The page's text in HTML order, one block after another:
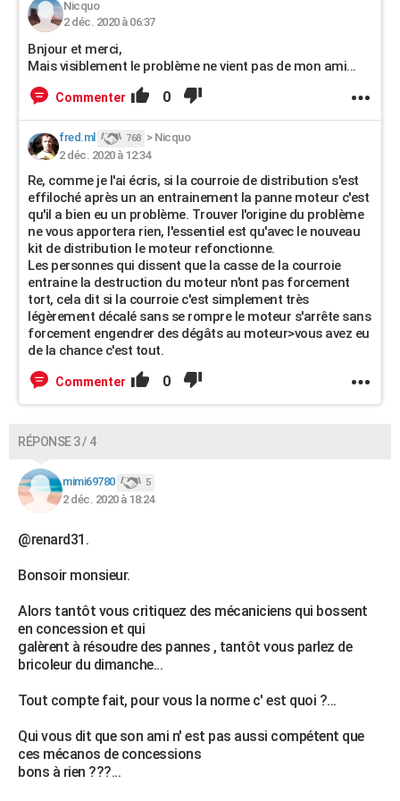
Nicquo
2 déc. 2020 à 06:37
Bnjour et merci,
Mais visiblement le problème ne vient pas de mon ami...
Commenter 0
fred.ml 768 > Nicquo
2 déc. 2020 à 12:34
Re, comme je l'ai écris, si la courroie de distribution s'est
effiloché après un an entrainement la panne moteur c'est
qu'il a bien eu un problème. Trouver l'origine du problème
ne vous apportera rien, l'essentiel est qu'avec le nouveau
kit de distribution le moteur refonctionne.
Les personnes qui dissent que la casse de la courroie
entraine la destruction du moteur n'ont pas forcement
tort, cela dit si la courroie c'est simplement très
légèrement décalé sans se rompre le moteur s'arrête sans
forcement engendrer des dégâts au moteur>vous avez eu
de la chance c'est tout.
Commenter 0
RÉPONSE 3 / 4
mimi69780 5
2 déc. 2020 à 18:24
@renard31.
Bonsoir monsieur.
Alors tantôt vous critiquez des mécaniciens qui bossent
en concession et qui
galèrent à résoudre des pannes , tantôt vous parlez de
bricoleur du dimanche...
Tout compte fait, pour vous la norme c' est quoi ?...
Qui vous dit que son ami n' est pas aussi compétent que
ces mécanos de concessions
bons à rien ???...